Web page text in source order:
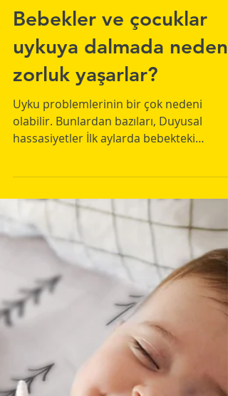
Ergoterapist Nilay Mulumulu
1 dakikada okunur
Bebekler ve çocuklar
uykuya dalmada neden
zorluk yaşarlar?
Uyku problemlerinin bir çok nedeni
olabilir. Bunlardan bazıları, Duyusal
hassasiyetler İlk aylarda bebekteki
düzensiz hormon salınımı...